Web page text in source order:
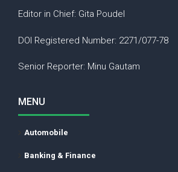
Editor in Chief: Gita Poudel
DOI Registered Number: 2271/077-78
Senior Reporter: Minu Gautam
MENU
Automobile
Banking & Finance